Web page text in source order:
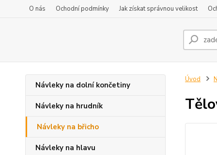
O nás Ochodní podmínky Jak získat správnou velikost
Návleky na dolní končetiny
Návleky na hrudník
Návleky na břicho
Návleky na hlavu
Úvod